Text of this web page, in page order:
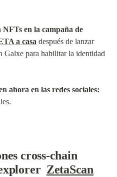
en la campaña de
a casa después de lanzar
Galxe para habilitar la identidad
ahora en las redes sociales:
cross-chain
ZetaScan